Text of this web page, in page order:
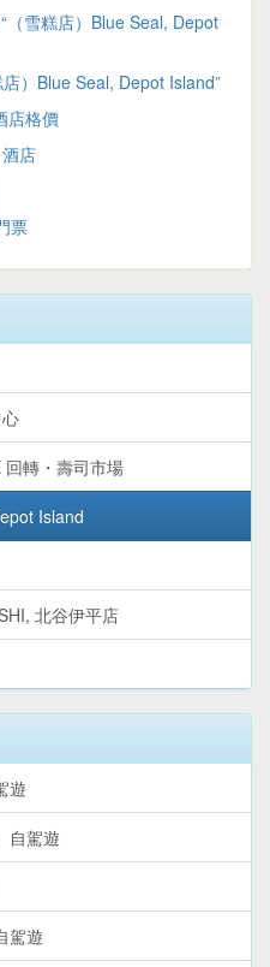
（雪糕店）Blue Seal, Depot
）Blue Seal, Depot Island”
店格價
店
票
轉・壽司市場
Island
北谷伊平店
遊
自駕遊
駕遊